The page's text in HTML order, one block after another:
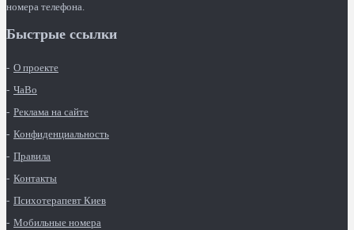
номера телефона.
Быстрые ссылки
О проекте
ЧаВо
Реклама на сайте
Конфиденциальность
Правила
Контакты
Психотерапевт Киев
Мобильные номера